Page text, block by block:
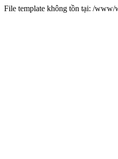
File template không tồn tại: /